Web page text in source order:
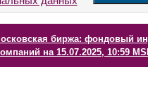
биржа: фондовый
на 15.07.2025, 10:59